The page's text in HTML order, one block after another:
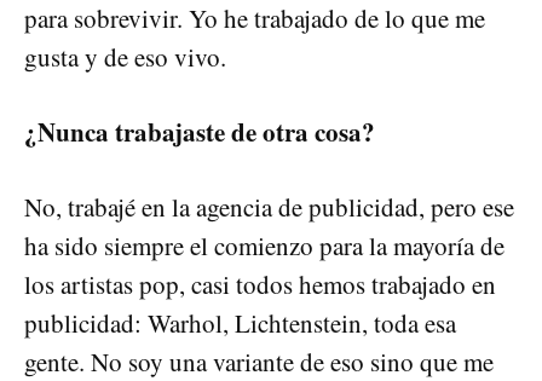
para sobrevivir. Yo he trabajado de lo que me
gusta y de eso vivo.
¿Nunca trabajaste de otra cosa?
No, trabajé en la agencia de publicidad, pero ese
ha sido siempre el comienzo para la mayoría de
los artistas pop, casi todos hemos trabajado en
publicidad: Warhol, Lichtenstein, toda esa
gente. No soy una variante de eso sino que me